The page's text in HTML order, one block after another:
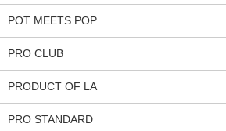
POT MEETS POP
PRO CLUB
PRODUCT OF LA
PRO STANDARD